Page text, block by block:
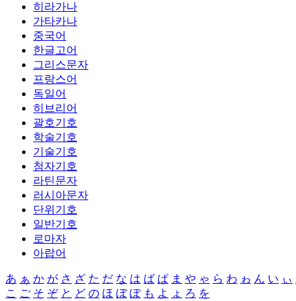
히라가나
가타카나
중국어
한글고어
그리스문자
프랑스어
독일어
히브리어
괄호기호
학술기호
기술기호
첨자기호
라틴문자
러시아문자
단위기호
일반기호
로마자
아랍어
あ ぁ か が さ ざ た だ な は ば ぱ ま や ゃ ら わ ゎ ん い ぃ
こ ご そ ぞ と ど の ほ ぼ ぽ も よ ょ ろ を